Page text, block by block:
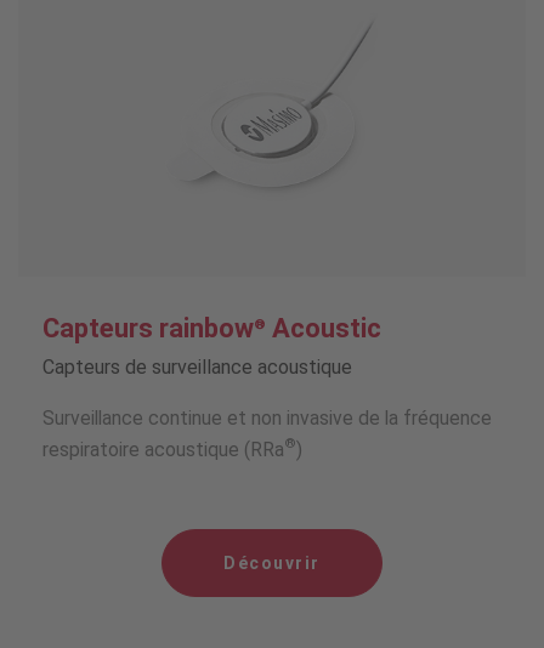
Capteurs rainbow® Acoustic
Capteurs de surveillance acoustique
Surveillance continue et non invasive de la fréquence
respiratoire acoustique (RRa®)
Découvrir